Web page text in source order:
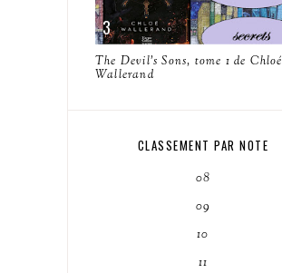
The Devil's Sons, tome 1 de Chloé
Wallerand
CLASSEMENT PAR NOTE
08
09
10
11